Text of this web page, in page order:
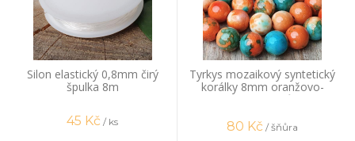
Silon elastický 0,8mm čirý
špulka 8m
45 Kč / ks
Tyrkys mozaikový syntetický
korálky 8mm oranžovo-
tyrkysové šňůra
80 Kč / šňůra